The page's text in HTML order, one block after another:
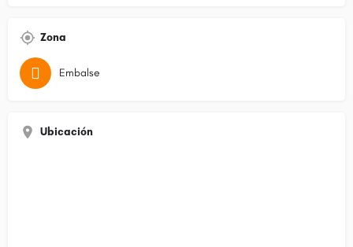
Zona
Embalse
Ubicación